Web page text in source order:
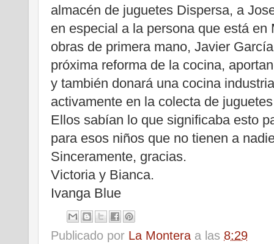
almacén de juguetes Dispersa, a
en especial a la persona que está
obras de primera mano, Javier
próxima reforma de la cocina,
y también donará una cocina
activamente en la colecta de
Ellos sabían lo que significaba esto
para esos niños que no tienen a
Sinceramente, gracias.
Victoria y Bianca.
Ivanga Blue
Publicado por La Montera a las 8:29